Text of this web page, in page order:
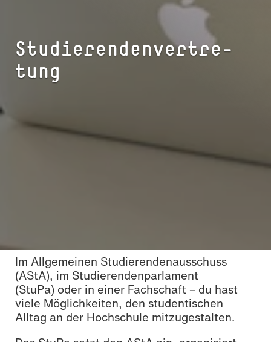
Stu­die­ren­den­ver­tre­
tung
Im Allgemeinen Studierendenausschuss
(AStA), im Studierendenparlament
(StuPa) oder in einer Fachschaft – du hast
viele Möglichkeiten, den studentischen
Alltag an der Hochschule mitzugestalten.